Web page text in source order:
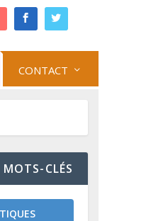
CONTACT
MOTS-CLÉS